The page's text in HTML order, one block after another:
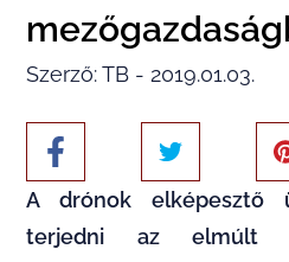
Szerző: TB - 2019.01.03.
A drónok elképesztő
terjedni az elmúlt